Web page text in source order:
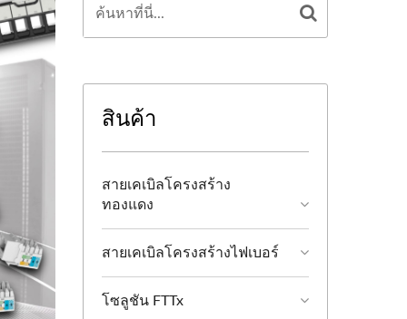
สินค้า
สายเคเบิลโครงสร้าง
ทองแดง
สายเคเบิลโครงสร้างไฟเบอร์
โซลูชัน FTTx